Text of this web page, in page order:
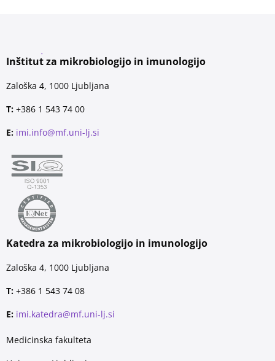
Inštitut za mikrobiologijo in imunologijo
Zaloška 4, 1000 Ljubljana
T: +386 1 543 74 00
E: imi.info@mf.uni-lj.si
Katedra za mikrobiologijo in imunologijo
Zaloška 4, 1000 Ljubljana
T: +386 1 543 74 08
E: imi.katedra@mf.uni-lj.si
Medicinska fakulteta